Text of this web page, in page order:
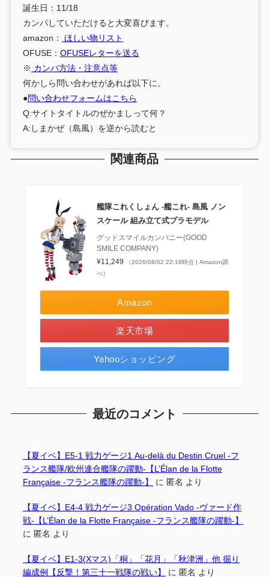
誕生日：11/18
カンパしていただけると大変喜びます。
amazon：
ほしい物リスト
OFUSE： OFUSEレターを送る
※ カンパ方法・注意点等
何かしら問い合わせがあれば以下に。
●問い合わせフォームはこちら
Q:サイトタイトルのぜかましって何？
A:しまかぜ（島風）を逆から読むと
関連商品
艦隊これくしょん ‐艦これ‐ 島風 ノン
スケール 組み立て式プラモデル
グッドスマイルカンパニー(GOOD
SMILE COMPANY)
¥11,249
（2026/08/02 22:16時点 | Amazon調
べ）
Amazon
楽天市場
Yahooショッピング
最近のコメント
【夏イベ】E5-1 戦力ゲージ1 Au-delà du Destin Cruel -フ
ランス艦隊/欧州連合艦隊の躍動-【L’Élan de la Flotte
Française -フランス艦隊の躍動-】
に 匿名 より
【夏イベ】E4-4 戦力ゲージ3 Opération Vado -ヴァード作
戦-【L’Élan de la Flotte Française -フランス艦隊の躍動-】
に 匿名 より
【夏イベ】E1-3(Xマス)「桐」「花月」「秋津洲」他 掘り
編成例【反撃！第三十一戦隊の戦い】
に 匿名 より